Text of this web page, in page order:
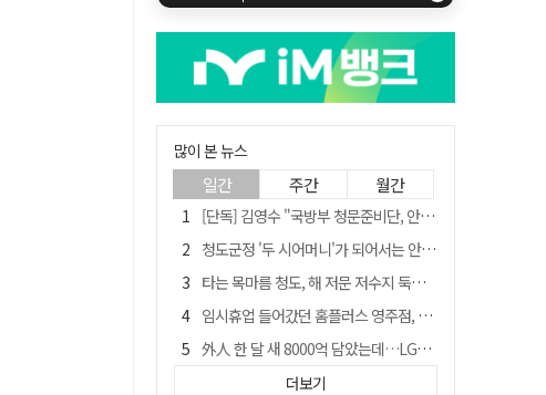
많이 본 뉴스
일간 주간 월간
[단독] 김영수 "국방부 청문준비단, 안규백 탈영 알고있었다"
청도군정 '두 시어머니'가 되어서는 안된다
타는 목마름 청도, 해 저문 저수지 둑에 군수가 서 있었다
임시휴업 들어갔던 홈플러스 영주점, 7일 영업 재개…지하 1층만 운영
外人 한 달 새 8000억 담았는데…LG이노텍 목표주가는 왜 엇갈릴까
신세계사이먼, 대구 아울렛 토지매매 계약 체결… 사업 본궤도
더보기